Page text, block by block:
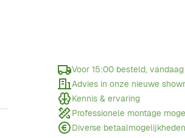
Voor 15:00 besteld,
Advies in onze nieuwe
Kennis & ervaring
Professionele montage
Diverse betaalmogelijkheden